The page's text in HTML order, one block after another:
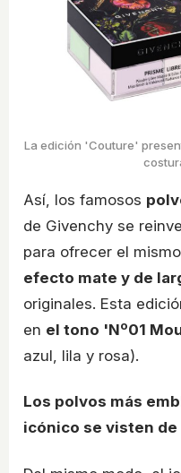
La edición 'Couture'
Así, los famosos
de Givenchy se
para ofrecer el mismo
efecto mate y de
originales. Esta
en el tono 'Nº01
azul, lila y rosa).
Los polvos más
icónico se visten de